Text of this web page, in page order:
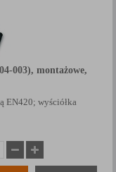
003), montażowe,
EN420; wyściółka